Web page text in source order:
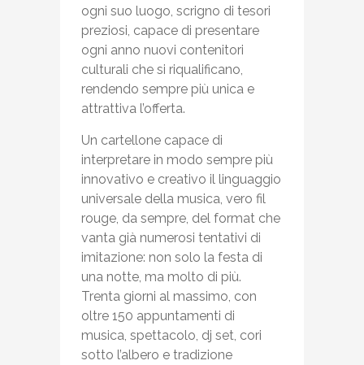
ogni suo luogo, scrigno di tesori
preziosi, capace di presentare
ogni anno nuovi contenitori
culturali che si riqualificano,
rendendo sempre più unica e
attrattiva l’offerta.
Un cartellone capace di
interpretare in modo sempre più
innovativo e creativo il linguaggio
universale della musica, vero fil
rouge, da sempre, del format che
vanta già numerosi tentativi di
imitazione: non solo la festa di
una notte, ma molto di più.
Trenta giorni al massimo, con
oltre 150 appuntamenti di
musica, spettacolo, dj set, cori
sotto l’albero e tradizione